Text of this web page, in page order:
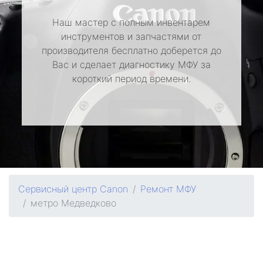
Наш мастер с полным инвентарем
инструментов и запчастями от
производителя бесплатно доберется до
Вас и сделает диагностику МФУ за
короткий период времени.
Сервисный центр Canon
Ремонт МФУ
метро Медведково